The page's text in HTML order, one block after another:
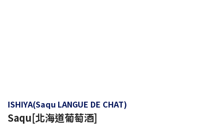
ISHIYA(Saqu LANGUE DE CHAT)
Saqu[北海道葡萄酒]